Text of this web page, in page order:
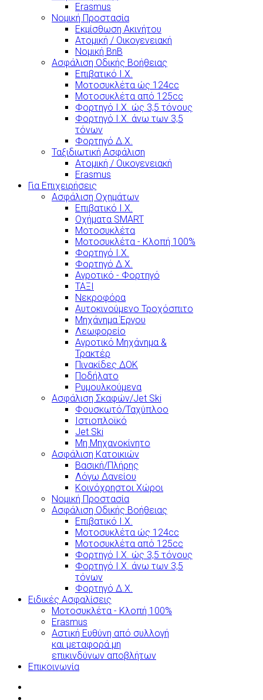
Erasmus
Νομική Προστασία
Εκμίσθωση Ακινήτου
Ατομική / Οικογενειακή
Νομική BnB
Ασφάλιση Οδικής Βοήθειας
Επιβατικό Ι.Χ.
Μοτοσυκλέτα ώς 124cc
Μοτοσυκλέτα από 125cc
Φορτηγό Ι.Χ. ώς 3,5 τόνους
Φορτηγό Ι.Χ. άνω των 3,5
τόνων
Φορτηγό Δ.Χ.
Ταξιδιωτική Ασφάλιση
Ατομική / Οικογενειακή
Erasmus
Για Επιχειρήσεις
Ασφάλιση Οχημάτων
Επιβατικό Ι.Χ.
Οχήματα SMART
Μοτοσυκλέτα
Μοτοσυκλέτα - Κλοπή 100%
Φορτηγό Ι.Χ.
Φορτηγό Δ.Χ.
Αγροτικό - Φορτηγό
ΤΑΞΙ
Νεκροφόρα
Αυτοκινούμενο Τροχόσπιτο
Μηχάνημα Έργου
Λεωφορείο
Αγροτικό Μηχάνημα &
Τρακτέρ
Πινακίδες ΔΟΚ
Ποδήλατο
Ρυμουλκούμενα
Ασφάλιση Σκαφών/Jet Ski
Φουσκωτό/Ταχύπλοο
Ιστιοπλοϊκό
Jet Ski
Μη Μηχανοκίνητο
Ασφάλιση Κατοικιών
Βασική/Πλήρης
Λόγω Δανείου
Κοινόχρηστοι Χώροι
Νομική Προστασία
Ασφάλιση Οδικής Βοήθειας
Επιβατικό Ι.Χ.
Μοτοσυκλέτα ώς 124cc
Μοτοσυκλέτα από 125cc
Φορτηγό Ι.Χ. ώς 3,5 τόνους
Φορτηγό Ι.Χ. άνω των 3,5
τόνων
Φορτηγό Δ.Χ.
Ειδικές Ασφαλίσεις
Μοτοσυκλέτα - Κλοπή 100%
Erasmus
Αστική Ευθύνη από συλλογή
και μεταφορά μη
επικινδύνων αποβλήτων
Επικοινωνία